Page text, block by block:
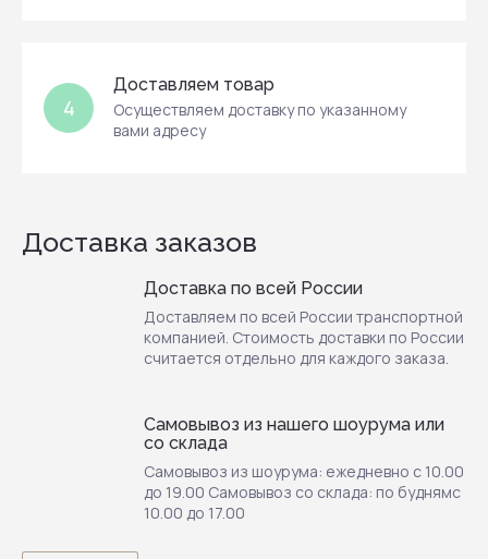
4
Доставляем товар
Осуществляем доставку по указанному
вами адресу
Доставка заказов
Доставка по всей России
Доставляем по всей России транспортной
компанией. Стоимость доставки по России
считается отдельно для каждого заказа.
Самовывоз из нашего шоурума или
со склада
Самовывоз из шоурума: ежедневно с 10.00
до 19.00 Самовывоз со склада: по буднямс
10.00 до 17.00